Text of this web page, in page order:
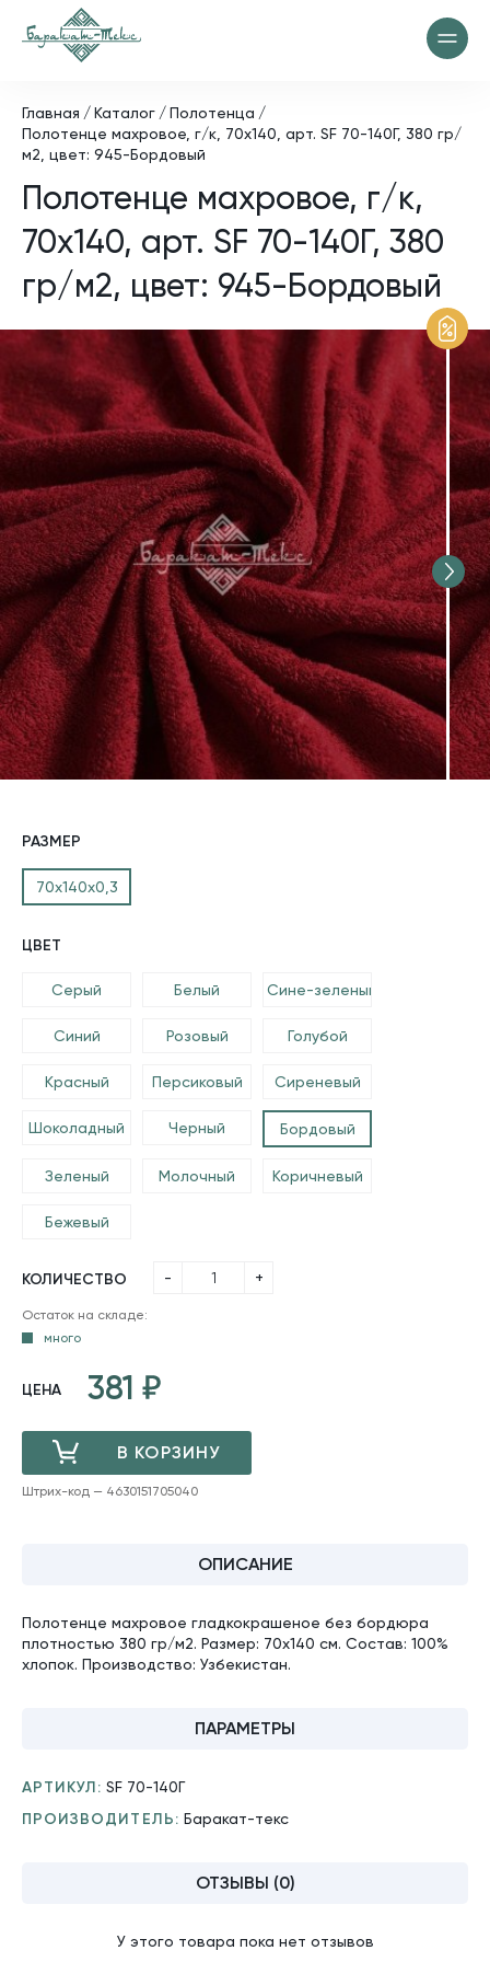
Главная Каталог
Полотенца
Полотенце махровое, г/к, 70х140, арт. SF 70-140Г, 380 гр/
м2, цвет: 945-Бордовый
Полотенце махровое, г/к,
70х140, арт. SF 70-140Г, 380
гр/м2, цвет: 945-Бордовый
РАЗМЕР
70х140х0,3
ЦВЕТ
Серый Белый Сине-зеленый
Синий Розовый Голубой
Красный Персиковый Сиреневый
Шоколадный Черный Бордовый
Зеленый Молочный Коричневый
Бежевый
КОЛИЧЕСТВО - +
Остаток на складе:
много
ЦЕНА 381
Штрих-код — 4630151705040
В КОРЗИНУ
ДОБАВЛЕНО
ОПИСАНИЕ
Полотенце махровое гладкокрашеное без бордюра
плотностью 380 гр/м2. Размер: 70х140 см. Состав: 100%
хлопок. Производство: Узбекистан.
ПАРАМЕТРЫ
АРТИКУЛ: SF 70-140Г
ПРОИЗВОДИТЕЛЬ: Баракат-текс
ОТЗЫВЫ (0)
У этого товара пока нет отзывов